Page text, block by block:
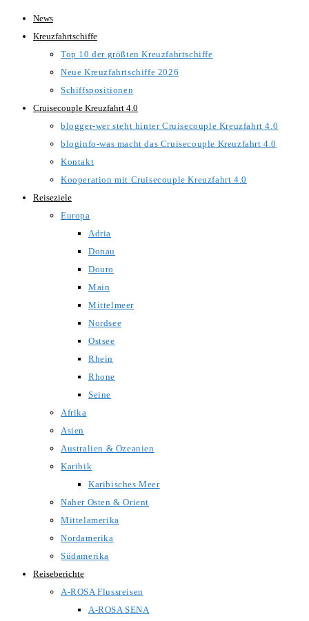
Zum
Inhalt
News
Kreuzfahrtschiffe
Top 10 der größten Kreuzfahrtschiffe
Neue Kreuzfahrtschiffe 2026
Schiffspositionen
Cruisecouple Kreuzfahrt 4.0
blogger-wer steht hinter Cruisecouple Kreuzfahrt 4.0
bloginfo-was macht das Cruisecouple Kreuzfahrt 4.0
Kontakt
Kooperation mit Cruisecouple Kreuzfahrt 4.0
Reiseziele
Europa
Adria
Donau
Douro
Main
Mittelmeer
Nordsee
Ostsee
Rhein
Rhone
Seine
Afrika
Asien
Australien & Ozeanien
Karibik
Karibisches Meer
Naher Osten & Orient
Mittelamerika
Nordamerika
Südamerika
Reiseberichte
A-ROSA Flussreisen
A-ROSA SENA